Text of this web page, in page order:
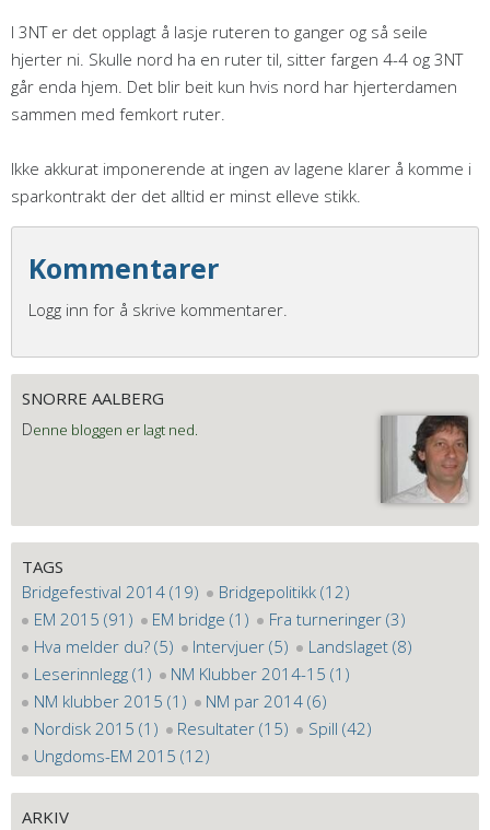
I 3NT er det opplagt å lasje ruteren to ganger og så seile
hjerter ni. Skulle nord ha en ruter til, sitter fargen 4-4 og 3NT
går enda hjem. Det blir beit kun hvis nord har hjerterdamen
sammen med femkort ruter.
Ikke akkurat imponerende at ingen av lagene klarer å komme i
sparkontrakt der det alltid er minst elleve stikk.
Kommentarer
Logg inn for å skrive kommentarer.
SNORRE AALBERG
Denne bloggen er lagt ned.
TAGS
Bridgefestival 2014 (19)
Bridgepolitikk (12)
EM 2015 (91)
EM bridge (1)
Fra turneringer (3)
Hva melder du? (5)
Intervjuer (5)
Landslaget (8)
Leserinnlegg (1)
NM Klubber 2014-15 (1)
NM klubber 2015 (1)
NM par 2014 (6)
Nordisk 2015 (1)
Resultater (15)
Spill (42)
Ungdoms-EM 2015 (12)
ARKIV